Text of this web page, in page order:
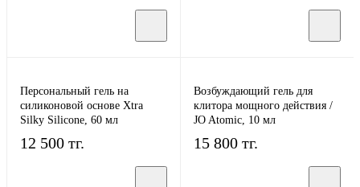
Персональный гель на
силиконовой основе Xtra
Silky Silicone, 60 мл
12 500 тг.
Возбуждающий гель для
клитора мощного действия /
JO Atomic, 10 мл
15 800 тг.